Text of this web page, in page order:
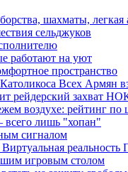
шахматы, легкая
сельджуков
работают на уют
пространство
Всех Армян
рейдерский захват
воздухе: рейтинг
всего лишь "хопан"
сигналом
реальность
игровым столом